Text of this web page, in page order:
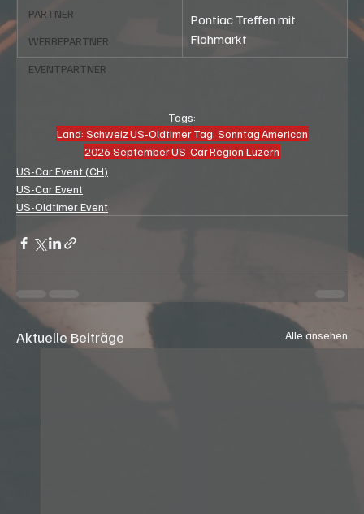
PARTNER
WERBEPARTNER
EVENTPARTNER
Pontiac Treffen mit
Flohmarkt
Tags:
Land: SchweizUS-Oldtimer Tag: SonntagAmerican
2026 SeptemberUS-CarRegion Luzern
US-Car Event (CH)
US-Car Event
US-Oldtimer Event
Aktuelle Beiträge Alle ansehen